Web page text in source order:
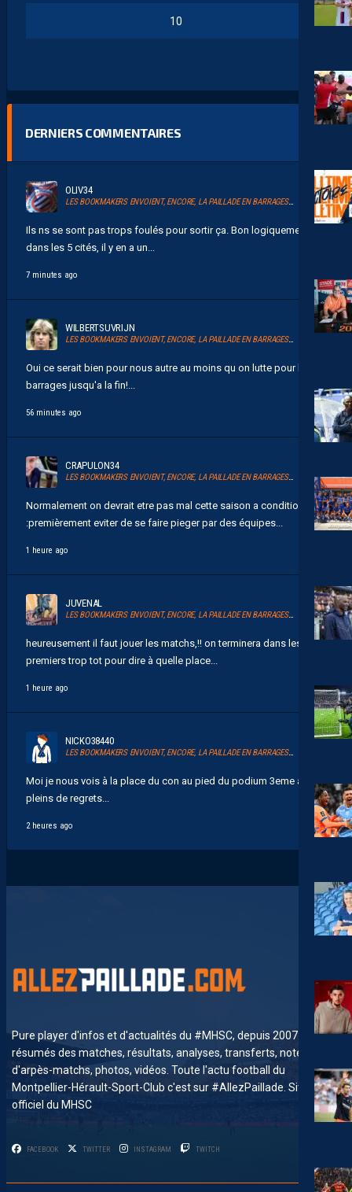
10
DERNIERS COMMENTAIRES
OLIV34
LES BOOKMAKERS ENVOIENT, ENCORE, LA PAILLADE EN BARRAGES D’ACCESSION À LA LIGUE 1
Ils ns se sont pas trops foulés pour sortir ça. Bon logiquement
dans les 5 cités, il y en a un...
7 minutes ago
WILBERTSUVRIJN
LES BOOKMAKERS ENVOIENT, ENCORE, LA PAILLADE EN BARRAGES D’ACCESSION À LA LIGUE 1
Oui ce serait bien pour nous autre au moins qu on lutte pour les
barrages jusqu'a la fin!...
56 minutes ago
CRAPULON34
LES BOOKMAKERS ENVOIENT, ENCORE, LA PAILLADE EN BARRAGES D’ACCESSION À LA LIGUE 1
Normalement on devrait etre pas mal cette saison a condition de
:premièrement eviter de se faire pieger par des équipes...
1 heure ago
JUVENAL
LES BOOKMAKERS ENVOIENT, ENCORE, LA PAILLADE EN BARRAGES D’ACCESSION À LA LIGUE 1
heureusement il faut jouer les matchs,!! on terminera dans les 10
premiers trop tot pour dire à quelle place...
1 heure ago
NICKO38440
LES BOOKMAKERS ENVOIENT, ENCORE, LA PAILLADE EN BARRAGES D’ACCESSION À LA LIGUE 1
Moi je nous vois à la place du con au pied du podium 3eme avec
pleins de regrets...
2 heures ago
Pure player d'infos et d'actualités du #MHSC, depuis 2007. News,
résumés des matches, résultats, analyses, transferts, notes
d'arpès-matchs, photos, vidéos. Toute l'actu football du
Montpellier-Hérault-Sport-Club c'est sur #AllezPaillade. Site non-
officiel du MHSC
FACEBOOK TWITTER INSTAGRAM TWITCH